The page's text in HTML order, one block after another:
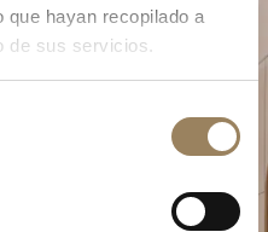
que hayan recopilado a
de sus servicios.
de